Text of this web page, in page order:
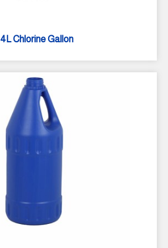
4L Chlorine Gallon